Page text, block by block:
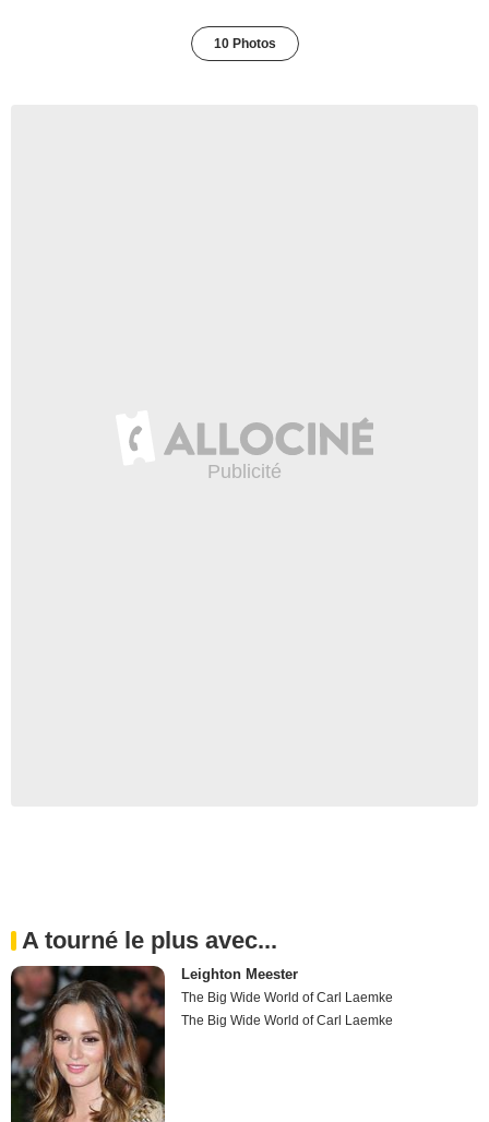
10 Photos
A tourné le plus avec...
Leighton Meester
The Big Wide World of Carl Laemke
The Big Wide World of Carl Laemke